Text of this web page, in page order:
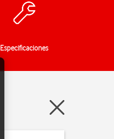
Especificaciones